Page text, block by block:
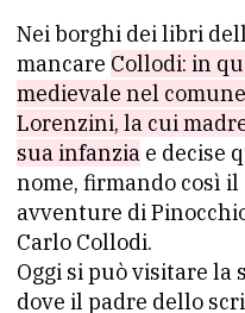
Nei borghi dei libri
mancare Collodi: in
medievale nel
Lorenzini, la cui
sua infanzia e decise
nome, firmando così il
avventure di
Carlo Collodi.
Oggi si può visitare la
dove il padre dello